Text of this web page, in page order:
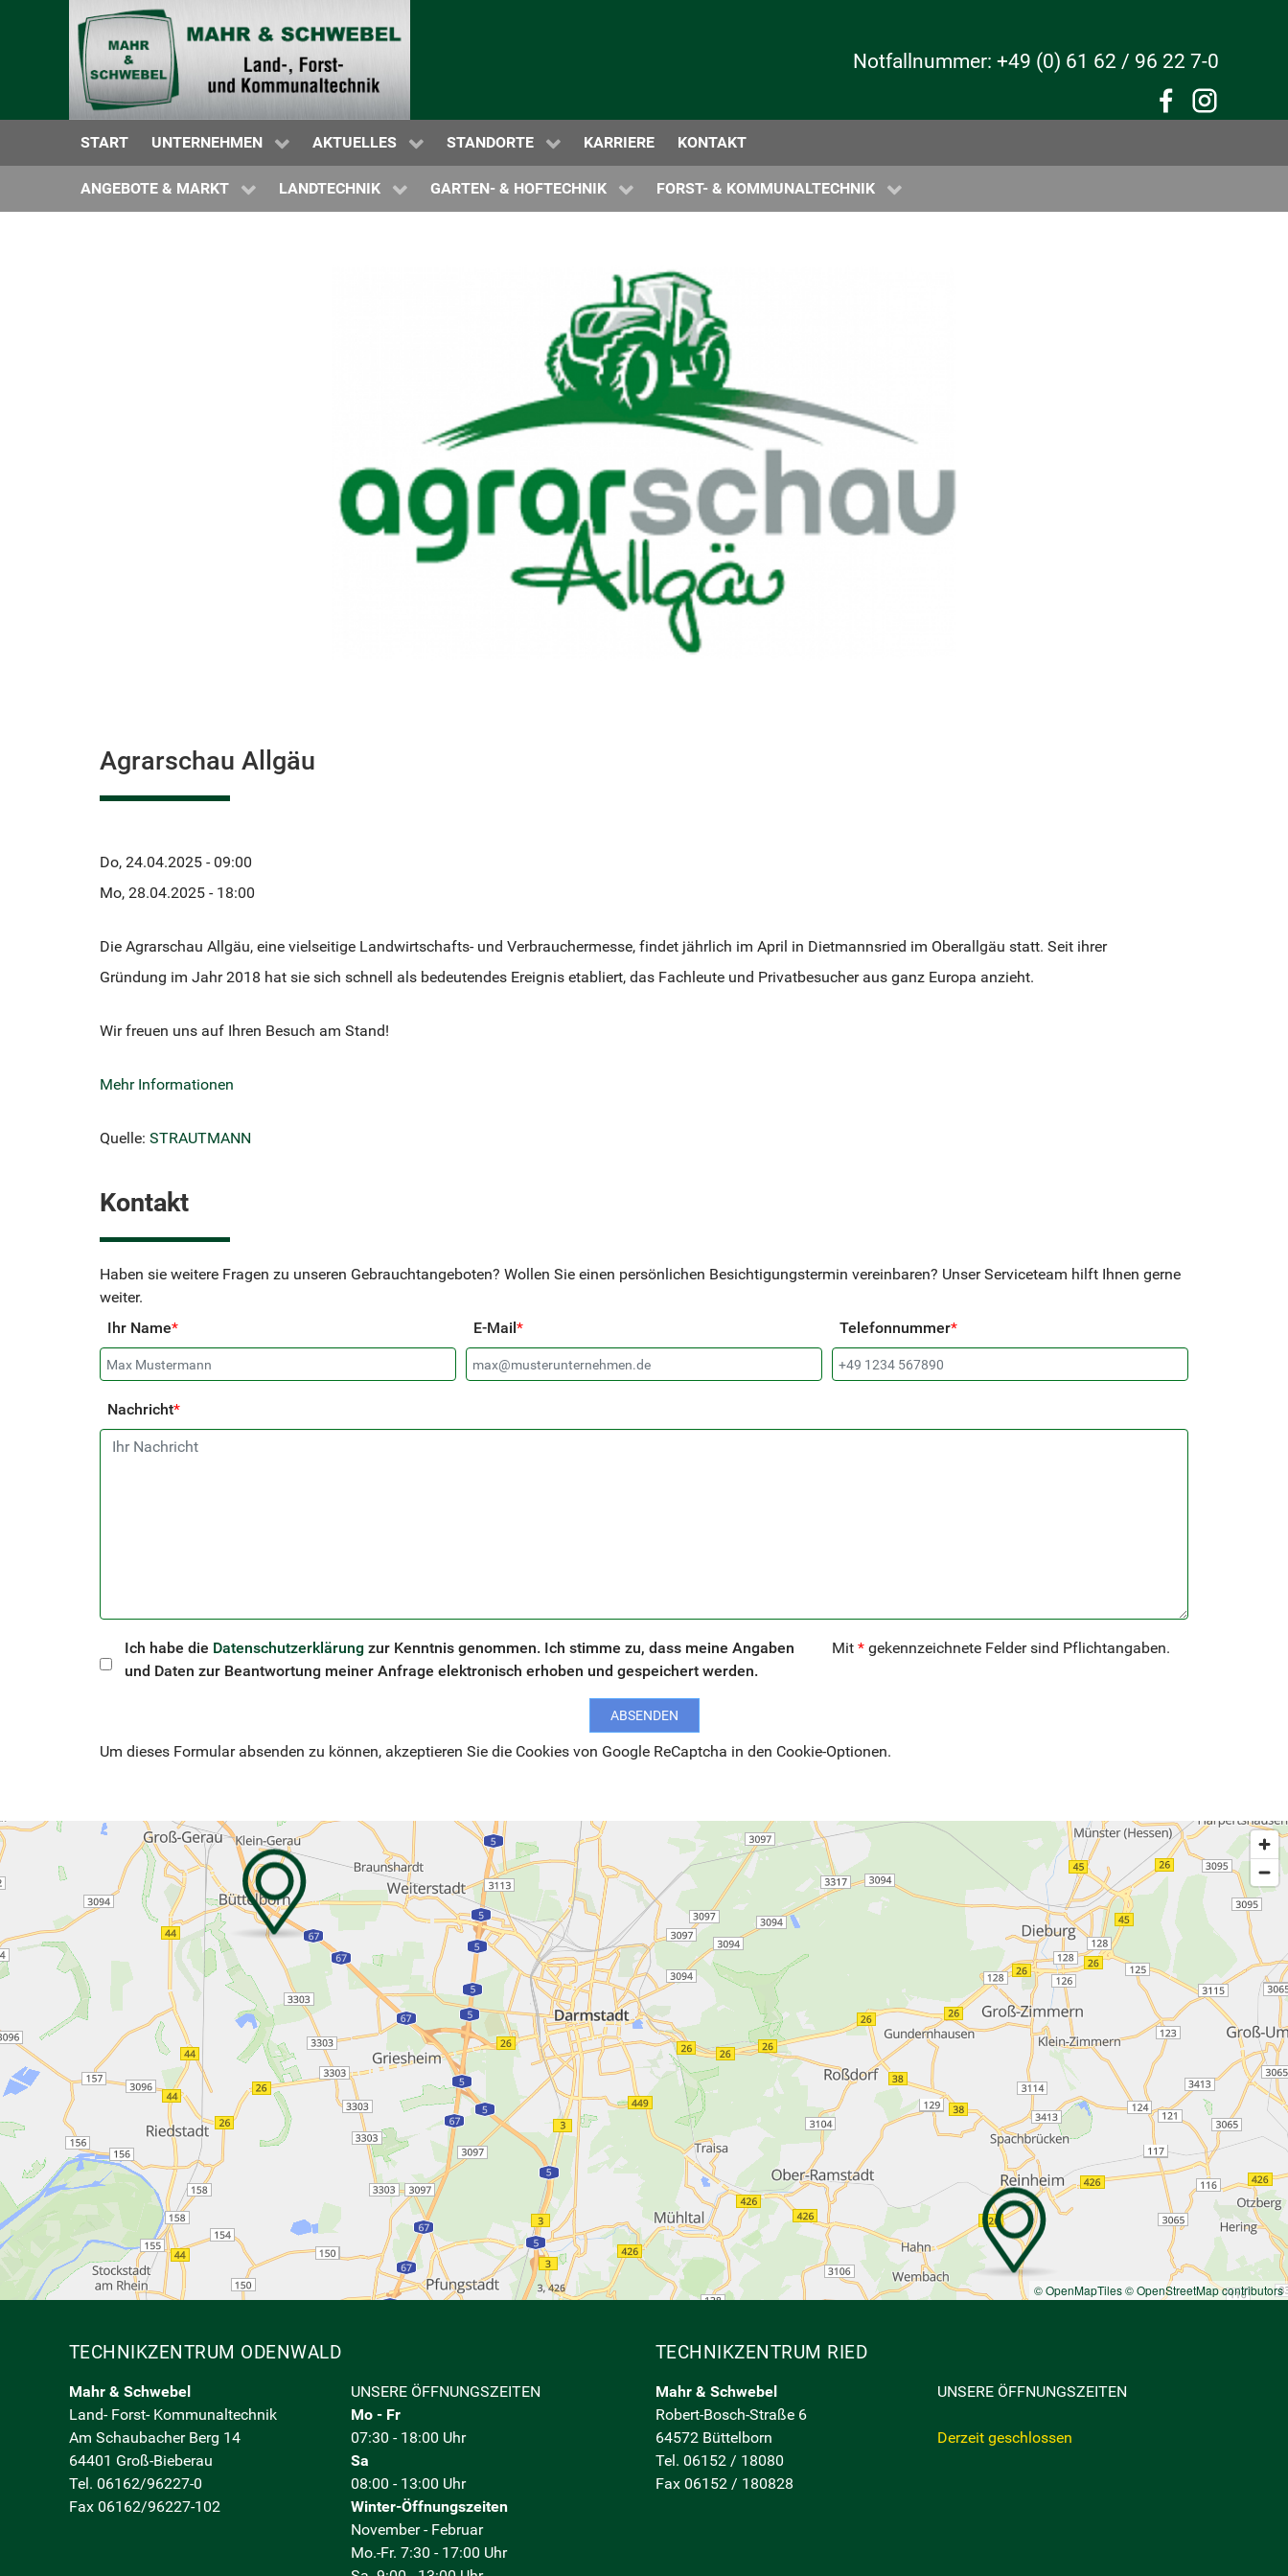
Notfallnummer: +49 (0) 61 62 / 96 22 7-0
START UNTERNEHMEN
WARTUNG | SERVICE | NOTDIENST
ERSATZTEILVERSORGUNG
AKTUELLES
MAHR & SCHWEBEL NEWS
MASCHINENÜBERGABEN
HERSTELLER NEWSSTANDORTE
TECHNIKZENTRUM ODENWALD
KARRIERE KONTAKT
ANGEBOTE & MARKT
NEUMASCHINEN
GEBRAUCHTMASCHINEN
LANDTECHNIK
PROSPEKTE GARTEN- & HOFTECHNIK
PROSPEKTE FORST- & KOMMUNALTECHNIK
PROSPEKTE
Agrarschau Allgäu
Do, 24.04.2025 - 09:00
Mo, 28.04.2025 - 18:00
Die Agrarschau Allgäu, eine vielseitige Landwirtschafts- und Verbrauchermesse, findet jährlich im April in Dietmannsried im Oberallgäu statt. Seit ihrer
Gründung im Jahr 2018 hat sie sich schnell als bedeutendes Ereignis etabliert, das Fachleute und Privatbesucher aus ganz Europa anzieht.
Wir freuen uns auf Ihren Besuch am Stand!
Mehr Informationen
Quelle: STRAUTMANN
Kontakt
Haben sie weitere Fragen zu unseren Gebrauchtangeboten? Wollen Sie einen persönlichen Besichtigungstermin vereinbaren? Unser Serviceteam hilft Ihnen gerne
weiter.
Ihr Name* E-Mail* Telefonnummer*
Nachricht*
Ich habe die Datenschutzerklärung zur Kenntnis genommen. Ich stimme zu, dass meine Angaben
und Daten zur Beantwortung meiner Anfrage elektronisch erhoben und gespeichert werden.
Mit * gekennzeichnete Felder sind Pflichtangaben.
ABSENDEN
Um dieses Formular absenden zu können, akzeptieren Sie die Cookies von Google ReCaptcha in den Cookie-Optionen.
© OpenMapTiles© OpenStreetMap contributors
TECHNIKZENTRUM ODENWALD
Mahr & Schwebel
Land- Forst- Kommunaltechnik
Am Schaubacher Berg 14
64401 Groß-Bieberau
Tel. 06162/96227-0
Fax 06162/96227-102
UNSERE ÖFFNUNGSZEITEN
Mo - Fr
07:30 - 18:00 Uhr
Sa
08:00 - 13:00 Uhr
Winter-Öffnungszeiten
November - Februar
Mo.-Fr. 7:30 - 17:00 Uhr
TECHNIKZENTRUM RIED
Mahr & Schwebel
Robert-Bosch-Straße 6
64572 Büttelborn
Tel. 06152 / 18080
Fax 06152 / 180828
UNSERE ÖFFNUNGSZEITEN
Derzeit geschlossen